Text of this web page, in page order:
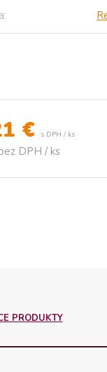
€ s DPH / ks
DPH / ks
PRODUKTY